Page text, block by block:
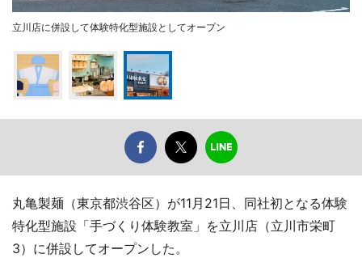
立川店に併設して体験特化型施設としてオープン
丸亀製麺（東京都渋谷区）が11月21日、同社初となる体験
特化型施設「手づくり体験教室」を立川店（立川市栄町
3）に併設してオープンした。